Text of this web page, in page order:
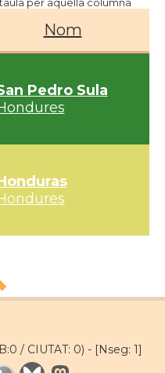
Nom
Pedro Sula
/ CIUTAT: 0) - [Nseg: 1]